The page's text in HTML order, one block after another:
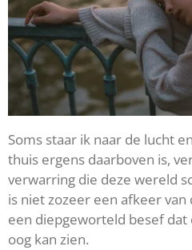
Soms staar ik naar de lucht
thuis ergens daarboven is,
verwarring die deze wereld
is niet zozeer een afkeer
een diepgeworteld besef
oog kan zien.